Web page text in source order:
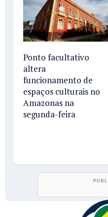
Ponto facultativo
altera
funcionamento de
espaços culturais no
Amazonas na
segunda-feira